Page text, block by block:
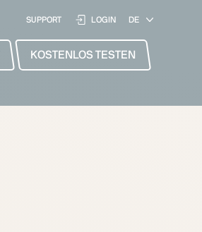
SUPPORT LOGIN
KOSTENLOS TESTEN